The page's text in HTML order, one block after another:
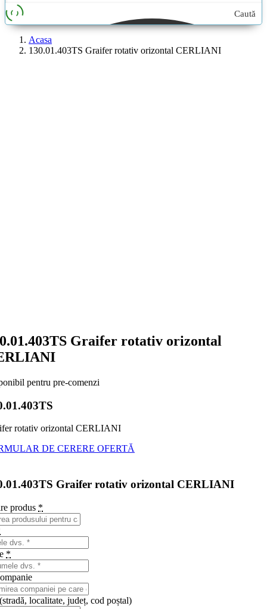
Caută
Acasa
130.01.403TS Graifer rotativ orizontal CERLIANI
Graifer rotativ orizontal
pentru pre-comenzi
rotativ orizontal CERLIANI
DE CERERE OFERTĂ
Graifer rotativ orizontal CERLIANI
produs *
*
localitate, județ, cod poștal)